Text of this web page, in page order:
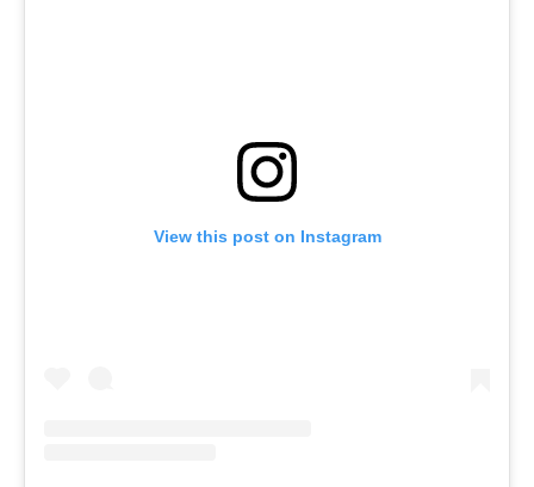
View this post on Instagram